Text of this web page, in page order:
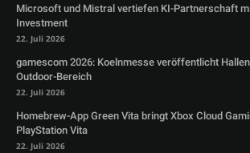
Microsoft und Mistral vertiefen KI-Partnerschaft
Investment
22. Juli 2026
gamescom 2026: Koelnmesse veröffentlicht
Outdoor-Bereich
22. Juli 2026
Homebrew-App Green Vita bringt Xbox Cloud
PlayStation Vita
22. Juli 2026